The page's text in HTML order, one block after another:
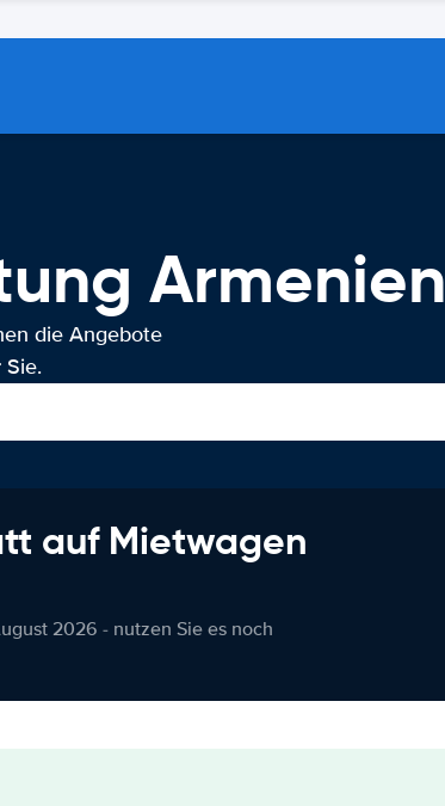
Armenien
die Angebote
auf Mietwagen
2026 - nutzen Sie es noch